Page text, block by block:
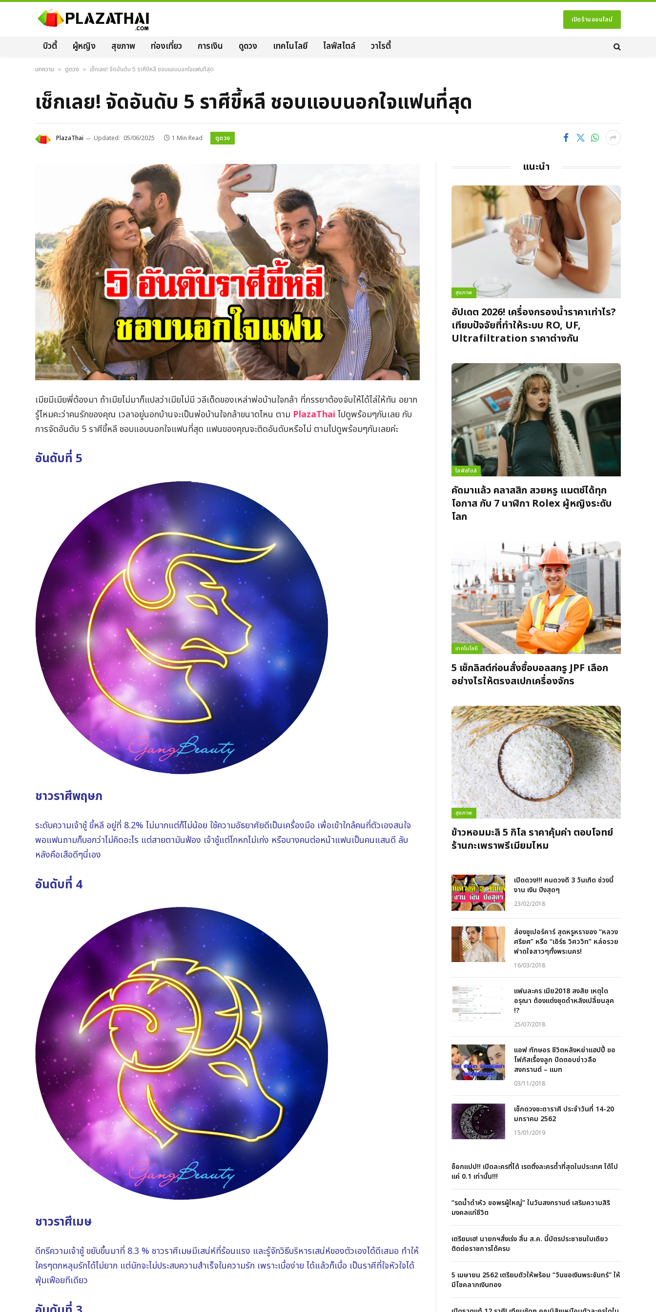
เปิดร้านออนไลน์
บิวตี้ ผู้หญิง สุขภาพ ท่องเที่ยว การเงิน ดูดวง เทคโนโลยี ไลฟ์สไตล์ วาไรตี้
บทความ » ดูดวง » เช็กเลย! จัดอันดับ 5 ราศีขี้หลี ชอบแอบนอกใจแฟนที่สุด
เช็กเลย! จัดอันดับ 5 ราศีขี้หลี ชอบแอบนอกใจแฟนที่สุด
PlazaThai Updated: 05/06/2025 1 Min Read ดูดวง
เมียมีเมียพี่ต้องมา ถ้าเมียไม่มาก็แปลว่าเมียไม่มี วลีเด็ดของเหล่าพ่อบ้านใจกล้า ที่ภรรยาต้องจับให้ได้ไล่ให้ทัน อยาก
รู้ไหมคะว่าคนรักของคุณ เวลาอยู่นอกบ้านจะเป็นพ่อบ้านใจกล้าขนาดไหน ตาม PlazaThai ไปดูพร้อมๆกันเลย กับ
การจัดอันดับ 5 ราศีขี้หลี ชอบแอบนอกใจแฟนที่สุด แฟนของคุณจะติดอันดับหรือไม่ ตามไปดูพร้อมๆกันเลยค่ะ
อันดับที่ 5
ชาวราศีพฤษภ
ระดับความเจ้าชู้ ขี้หลี อยู่ที่ 8.2% ไม่มากแต่ก็ไม่น้อย ใช้ความอัธยาศัยดีเป็นเครื่องมือ เพื่อเข้าใกล้คนที่ตัวเองสนใจ
พอแฟนถามก็บอกว่าไม่คิดอะไร แต่สายตามันฟ้อง เจ้าชู้แต่โกหกไม่เก่ง หรือบางคนต่อหน้าแฟนเป็นคนแสนดี ลับ
หลังคือเสือดีๆนี่เอง
อันดับที่ 4
ชาวราศีเมษ
ดีกรีความเจ้าชู้ ขยับขึ้นมาที่ 8.3 % ชาวราศีเมษมีเสน่ห์ที่ร้อนแรง และรู้จักวิธีบริหารเสน่ห์ของตัวเองได้ดีเสมอ ทำให้
ใครๆตกหลุมรักได้ไม่ยาก แต่มักจะไม่ประสบความสำเร็จในความรัก เพราะเบื่อง่าย ได้แล้วก็เบื่อ เป็นราศีที่ใจหัวใจได้
ฟุ่มเฟือยทีเดียว
แนะนำ
สุขภาพ
อัปเดต 2026! เครื่องกรองน้ำราคาเท่าไร?
เทียบปัจจัยที่ทำให้ระบบ RO, UF,
Ultrafiltration ราคาต่างกัน
ไลฟ์สไตล์
คัดมาแล้ว คลาสสิก สวยหรู แมตช์ได้ทุก
โอกาส กับ 7 นาฬิกา Rolex ผู้หญิงระดับ
โลก
เทคโนโลยี
5 เช็กลิสต์ก่อนสั่งซื้อบอลสกรู JPF เลือก
อย่างไรให้ตรงสเปกเครื่องจักร
สุขภาพ
ข้าวหอมมะลิ 5 กิโล ราคาคุ้มค่า ตอบโจทย์
ร้านกะเพราพรีเมียมไหม
เปิดดวง!!! คนดวงดี 3 วันเกิด ช่วงนี้
งาน เงิน ปังสุดๆ
23/02/2018
ส่องซูเปอร์คาร์ สุดหรูหราของ “หลวง
ศรียศ” หรือ “เอิร์ธ วิศววิท” หล่อรวย
ฟาดใจสาวๆทั้งพระนคร!
16/03/2018
แฟนละคร เมีย2018 สงสัย เหตุใด
อรุณา ต้องแต่งชุดดำหลังเปลี่ยนลุค
!?
25/07/2018
แอฟ ทักษอร ชีวิตหลังหย่าแฮปปี้ ขอ
โฟกัสเรื่องลูก ปัดตอบข่าวลือ
สงกรานต์ – แมท
03/11/2018
เช็กดวงชะตาราศี ประจำวันที่ 14-20
มกราคม 2562
15/01/2019
ช็อกแปป!! เปิดละครที่ได้ เรตติ้งละครต่ำที่สุดในประเทศ ได้ไป
แค่ 0.1 เท่านั้น!!!
“รดน้ำดำหัว ขอพรผู้ใหญ่” ในวันสงกรานต์ เสริมความสิริ
มงคลแก่ชีวิต
เตรียมเฮ! นายกฯสั่งเร่ง สิ้น ส.ค. นี้บัตรประชาชนใบเดียว
ติดต่อราชการได้ครบ
5 เมษายน 2562 เตรียมตัวให้พร้อม “วันขอเงินพระจันทร์” ให้
มีโชคลาภเงินทอง